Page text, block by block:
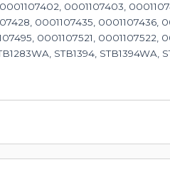
0001107403,
0001107435, 0001107436,
0001107521, 0001107522,
STB1394, STB1394WA,